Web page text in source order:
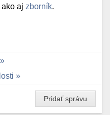
ako aj zborník.
Pridať správu